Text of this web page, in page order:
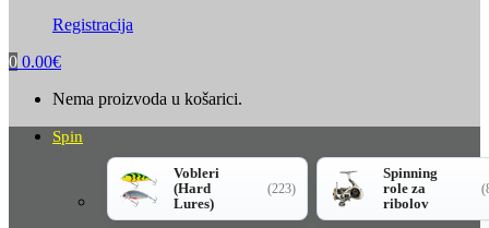
Registracija
0 0.00€
Nema proizvoda u košarici.
Spin
Vobleri
(Hard
Lures)
(223)
Spinning
role za
ribolov